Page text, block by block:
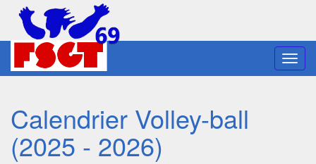
Calendrier Volley-ball
(2025 - 2026)